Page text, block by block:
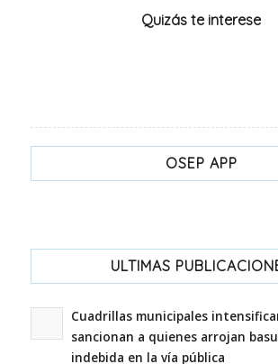
Quizás te interese
OSEP APP
ULTIMAS
Cuadrillas municipales
sancionan a quienes arrojan
indebida en la vía pública